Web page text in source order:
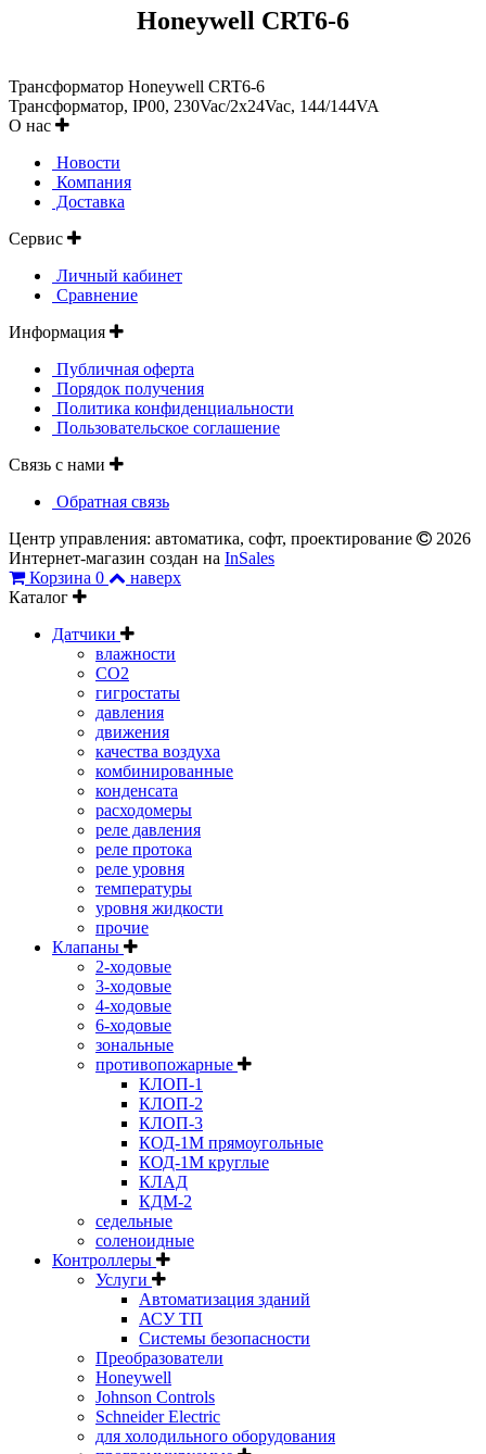
Honeywell CRT6-6
Трансформатор Honeywell CRT6-6
Трансформатор, IP00, 230Vac/2x24Vac, 144/144VA
О нас
Новости
Компания
Доставка
Сервис
Личный кабинет
Сравнение
Информация
Публичная оферта
Порядок получения
Политика конфиденциальности
Пользовательское соглашение
Связь с нами
Обратная связь
Центр управления: автоматика, софт, проектирование
2026
Интернет-магазин создан на InSales
Корзина 0
наверх
Каталог
Датчики
влажности
CO2
гигростаты
давления
движения
качества воздуха
комбинированные
конденсата
расходомеры
реле давления
реле протока
реле уровня
температуры
уровня жидкости
прочие
Клапаны
2-ходовые
3-ходовые
4-ходовые
6-ходовые
зональные
противопожарные
КЛОП-1
КЛОП-2
КЛОП-3
КОД-1М прямоугольные
КОД-1М круглые
КЛАД
КДМ-2
седельные
соленоидные
Контроллеры
Услуги
Автоматизация зданий
АСУ ТП
Системы безопасности
Преобразователи
Honeywell
Johnson Controls
Schneider Electric
для холодильного оборудования